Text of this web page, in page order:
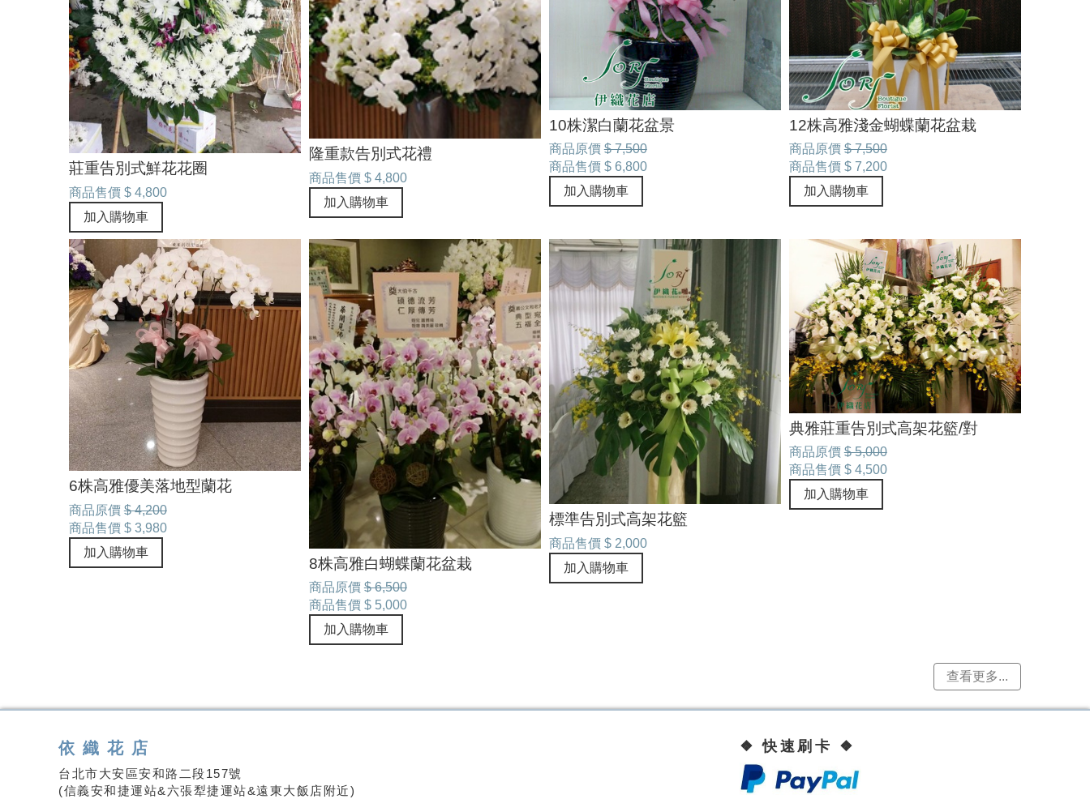
莊重告別式鮮花花圈
商品售價 $ 4,800
加入購物車
隆重款告別式花禮
商品售價 $ 4,800
加入購物車
10株潔白蘭花盆景
商品原價 $ 7,500
商品售價 $ 6,800
加入購物車
12株高雅淺金蝴蝶蘭花盆栽
商品原價 $ 7,500
商品售價 $ 7,200
加入購物車
6株高雅優美落地型蘭花
商品原價 $ 4,200
商品售價 $ 3,980
加入購物車
8株高雅白蝴蝶蘭花盆栽
商品原價 $ 6,500
商品售價 $ 5,000
加入購物車
標準告別式高架花籃
商品售價 $ 2,000
加入購物車
典雅莊重告別式高架花籃/對
商品原價 $ 5,000
商品售價 $ 4,500
加入購物車
查看更多...
依織花店
台北市大安區安和路二段157號
(信義安和捷運站&六張犁捷運站&遠東大飯店附近)
❖ 快速刷卡 ❖